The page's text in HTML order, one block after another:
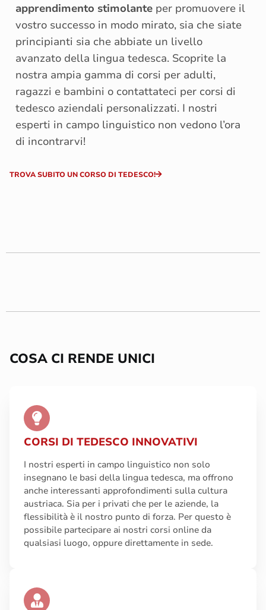
apprendimento stimolante per promuovere il
vostro successo in modo mirato, sia che siate
principianti sia che abbiate un livello
avanzato della lingua tedesca. Scoprite la
nostra ampia gamma di corsi per adulti,
ragazzi e bambini o contattateci per corsi di
tedesco aziendali personalizzati. I nostri
esperti in campo linguistico non vedono l’ora
di incontrarvi!
TROVA SUBITO UN CORSO DI TEDESCO!
COSA CI RENDE UNICI
CORSI DI TEDESCO INNOVATIVI
I nostri esperti in campo linguistico non solo
insegnano le basi della lingua tedesca, ma offrono
anche interessanti approfondimenti sulla cultura
austriaca. Sia per i privati che per le aziende, la
flessibilità è il nostro punto di forza. Per questo è
possibile partecipare ai nostri corsi online da
qualsiasi luogo, oppure direttamente in sede.